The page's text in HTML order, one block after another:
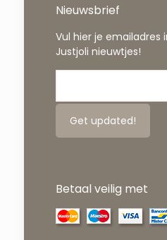
Nieuwsbrief
Vul hier je emailadres
Justjoli nieuwtjes!
Betaal veilig met